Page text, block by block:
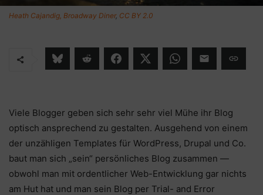
Heath Cajandig, Broadway Diner, CC BY 2.0
Viele Blogger geben sich sehr sehr viel Mühe ihr Blog
optisch ansprechend zu gestalten. Ausgehend von einem
der unzähligen Templates für WordPress, Drupal und Co.
baut man sich „sein“ persönliches Blog zusammen —
obwohl man mit ordentlicher Web-Entwicklung gar nichts
am Hut hat und man sein Blog per Trial- and Error